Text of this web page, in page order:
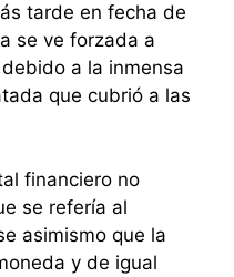
tarde en fecha de
se ve forzada a
a la inmensa
que cubrió a las
financiero no
se refería al
asimismo que la
y de igual